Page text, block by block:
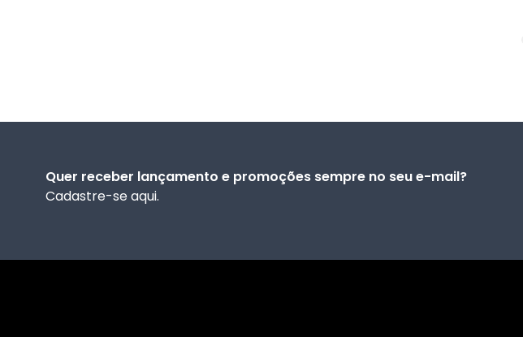
Quer receber lançamento e promoções sempre no seu e-mail?
Cadastre-se aqui.